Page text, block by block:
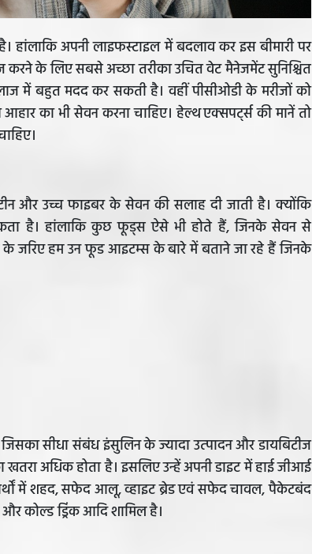
हांलाकि अपनी लाइफस्टाइल में बदलाव कर इस बीमारी पर
के लिए सबसे अच्छा तरीका उचित वेट मैनेजमेंट सुनिश्चित
में बहुत मदद कर सकती है। वहीं पीसीओडी के मरीजों को
का भी सेवन करना चाहिए। हेल्थ एक्सपर्ट्स की मानें तो
और उच्च फाइबर के सेवन की सलाह दी जाती है। क्योंकि
है। हांलाकि कुछ फूड्स ऐसे भी होते हैं, जिनके सेवन से
जरिए हम उन फूड आइटम्स के बारे में बताने जा रहे हैं जिनके
सीधा संबंध इंसुलिन के ज्यादा उत्‍पादन और डायबिटीज
खतरा अधिक होता है। इसलिए उन्हें अपनी डाइट में हाई जीआई
में शहद, सफेद आलू, व्‍हाइट ब्रेड एवं सफेद चावल, पैकेटबंद
कोल्ड ड्रिंक आदि शामिल है।